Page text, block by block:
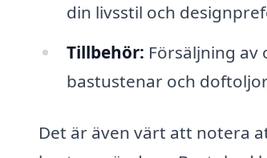
din livsstil och
Tillbehör: Försäljning
bastustenar och
Det är även värt att notera